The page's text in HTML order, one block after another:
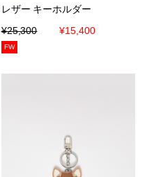
レザー キーホルダー
¥25,300
¥15,400
レザー キーホルダー
¥25,300
¥15,400
FW